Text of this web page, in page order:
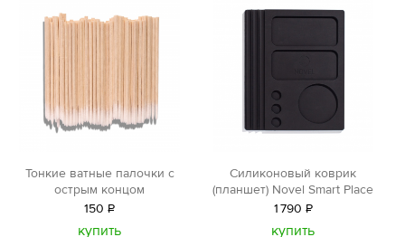
Тонкие ватные палочки с
острым концом
150 Р
уб.
купить
Силиконовый коврик
(планшет) Novel Smart Place
1790 Р
уб.
купить